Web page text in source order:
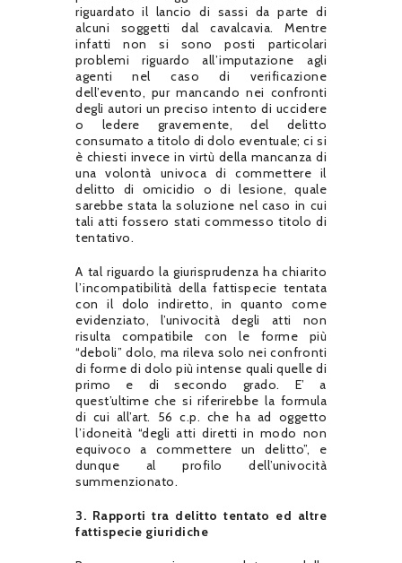
riguardato il lancio di sassi da parte di
alcuni soggetti dal cavalcavia. Mentre
infatti non si sono posti particolari
problemi riguardo all’imputazione agli
agenti nel caso di verificazione
dell’evento, pur mancando nei confronti
degli autori un preciso intento di uccidere
o ledere gravemente, del delitto
consumato a titolo di dolo eventuale; ci si
è chiesti invece in virtù della mancanza di
una volontà univoca di commettere il
delitto di omicidio o di lesione, quale
sarebbe stata la soluzione nel caso in cui
tali atti fossero stati commesso titolo di
tentativo.
A tal riguardo la giurisprudenza ha chiarito
l’incompatibilità della fattispecie tentata
con il dolo indiretto, in quanto come
evidenziato, l’univocità degli atti non
risulta compatibile con le forme più
“deboli” dolo, ma rileva solo nei confronti
di forme di dolo più intense quali quelle di
primo e di secondo grado. E’ a
quest’ultime che si riferirebbe la formula
di cui all’art. 56 c.p. che ha ad oggetto
l’idoneità “degli atti diretti in modo non
equivoco a commettere un delitto”, e
dunque al profilo dell’univocità
summenzionato.
3. Rapporti tra delitto tentato ed altre
fattispecie giuridiche